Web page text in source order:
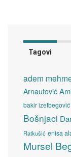
Tagovi
adem
Arnautović
bakir izetbegović
Bošnjaci
Ratkušić enisa
Mursel